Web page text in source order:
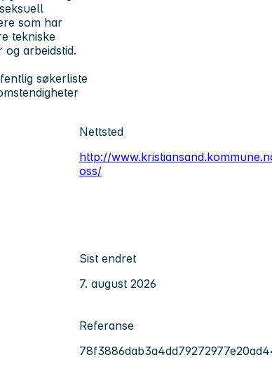
som har
tekniske
arbeidstid.
søkerliste
Nettsted
http://
oss/
Sist endret
7. august 2026
Referanse